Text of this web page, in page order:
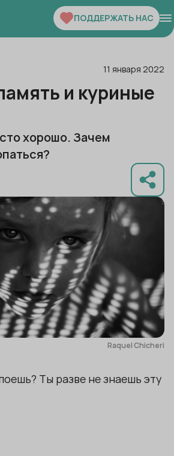
ПОДДЕРЖАТЬ НАС
11 января 2022
и куриные
хорошо. Зачем
Raquel Chicheri
Ты разве не знаешь эту